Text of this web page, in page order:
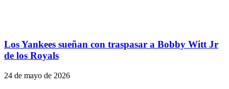
Los Yankees sueñan con traspasar a Bobby Witt Jr
de los Royals
24 de mayo de 2026